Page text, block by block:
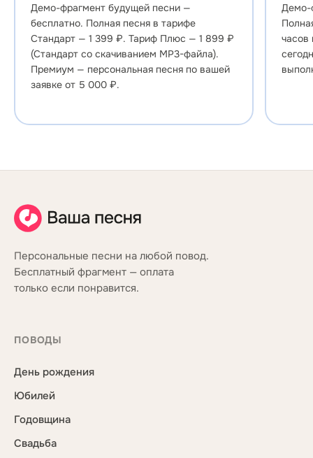
Демо-фрагмент будущей песни —
бесплатно. Полная песня в тарифе
Стандарт — 1 399 ₽. Тариф Плюс — 1 899 ₽
(Стандарт со скачиванием MP3-файла).
Премиум — персональная песня по вашей
заявке от 5 000 ₽.
Демо-
часов
Персональные песни на любой повод.
Бесплатный фрагмент — оплата
только если понравится.
ПОВОДЫ
День рождения
Юбилей
Годовщина
Свадьба